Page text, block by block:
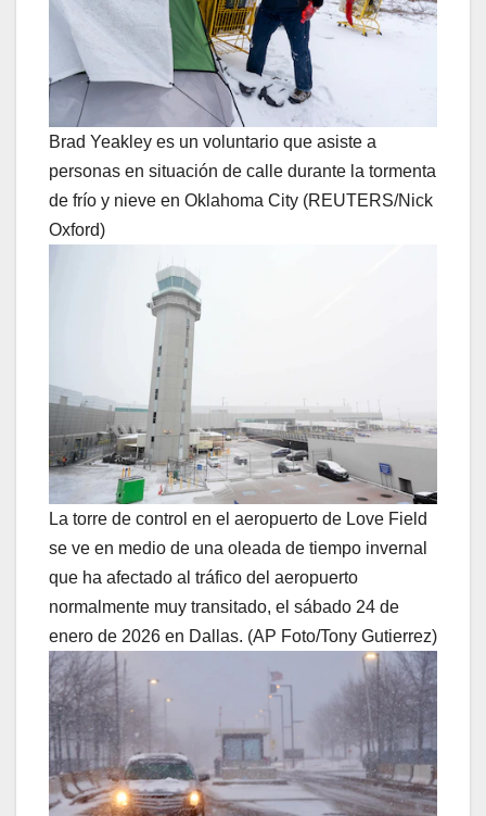
Brad Yeakley es un voluntario que asiste a
personas en situación de calle durante la tormenta
de frío y nieve en Oklahoma City (REUTERS/Nick
Oxford)
La torre de control en el aeropuerto de Love Field
se ve en medio de una oleada de tiempo invernal
que ha afectado al tráfico del aeropuerto
normalmente muy transitado, el sábado 24 de
enero de 2026 en Dallas. (AP Foto/Tony Gutierrez)